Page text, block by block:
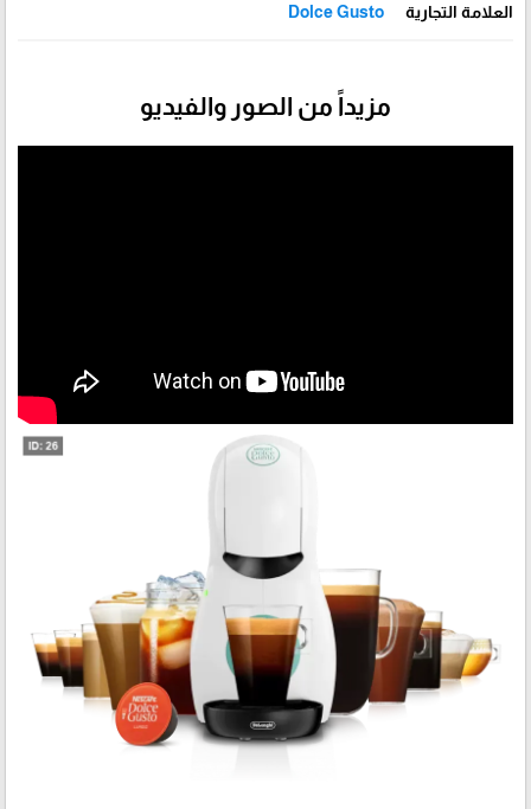
العلامة التجارية Dolce Gusto
مزيداً من الصور والفيديو